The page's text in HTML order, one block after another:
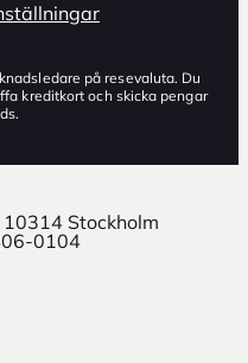
på resevaluta. Du
kreditkort och skicka pengar
10314 Stockholm
0104